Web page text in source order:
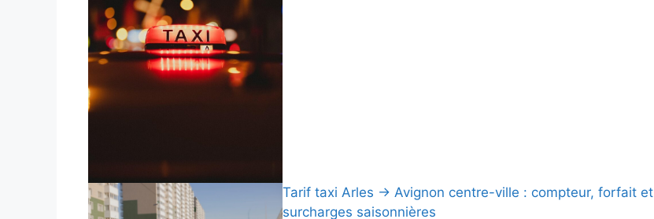
Tarif taxi Arles → Avignon centre-ville : compteur, forfait et
surcharges saisonnières